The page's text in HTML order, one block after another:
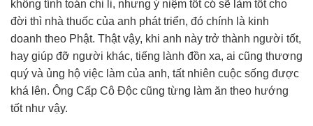
không tính toán chi li, nhưng ý niệm tốt có sẽ làm tốt cho
đời thì nhà thuốc của anh phát triển, đó chính là kinh
doanh theo Phật. Thật vậy, khi anh này trở thành người tốt,
hay giúp đỡ người khác, tiếng lành đồn xa, ai cũng thương
quý và ủng hộ việc làm của anh, tất nhiên cuộc sống được
khá lên. Ông Cấp Cô Độc cũng từng làm ăn theo hướng
tốt như vậy.